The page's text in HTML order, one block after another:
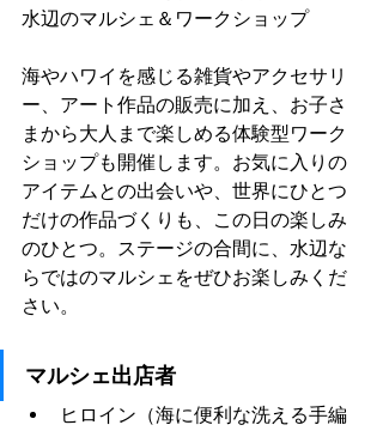
水辺のマルシェ＆ワークショップ
海やハワイを感じる雑貨やアクセサリ
ー、アート作品の販売に加え、お子さ
まから大人まで楽しめる体験型ワーク
ショップも開催します。お気に入りの
アイテムとの出会いや、世界にひとつ
だけの作品づくりも、この日の楽しみ
のひとつ。ステージの合間に、水辺な
らではのマルシェをぜひお楽しみくだ
さい。
マルシェ出店者
ヒロイン（海に便利な洗える手編